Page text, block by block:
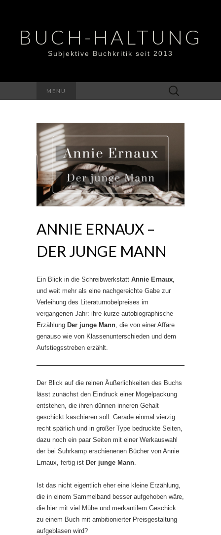
BUCH-HALTUNG
Subjektive Buchkritik seit 2013
MENU
Suchen
nach:
ANNIE ERNAUX –
DER JUNGE MANN
Ein Blick in die Schreibwerkstatt Annie Ernaux
und weit mehr als eine nachgereichte Gabe zur
Verleihung des Literaturnobelpreises im
vergangenen Jahr: ihre kurze autobiographische
Erzählung Der junge Mann , die von einer Affäre
genauso wie von Klassenunterschieden und dem
Aufstiegsstreben erzählt.
Der Blick auf die reinen Äußerlichkeiten des Buchs
lässt zunächst den Eindruck einer Mogelpackung
entstehen, die ihren dünnen inneren Gehalt
geschickt kaschieren soll. Gerade einmal vierzig
recht spärlich und in großer Type bedruckte Seiten,
dazu noch ein paar Seiten mit einer Werkauswahl
der bei Suhrkamp erschienenen Bücher von Annie
Ernaux, fertig ist Der junge Mann
Ist das nicht eigentlich eher eine kleine Erzählung,
die in einem Sammelband besser aufgehoben wäre,
die hier mit viel Mühe und merkantilem Geschick
zu einem Buch mit ambitionierter Preisgestaltung
aufgeblasen wird?